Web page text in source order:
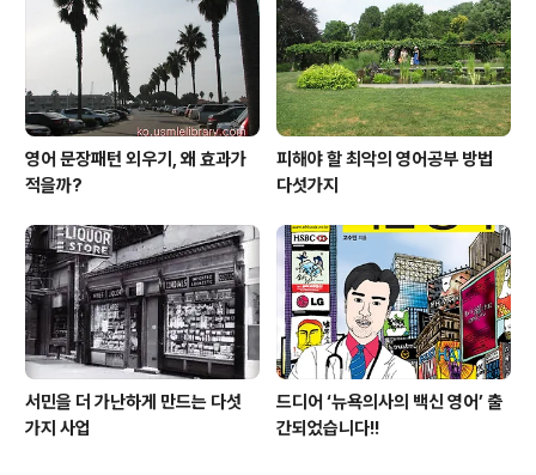
영어 문장패턴 외우기, 왜 효과가
적을까?
피해야 할 최악의 영어공부 방법
다섯가지
서민을 더 가난하게 만드는 다섯
가지 사업
드디어 ‘뉴욕의사의 백신 영어’ 출
간되었습니다!!